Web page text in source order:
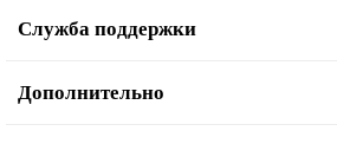
Служба поддержки
Дополнительно